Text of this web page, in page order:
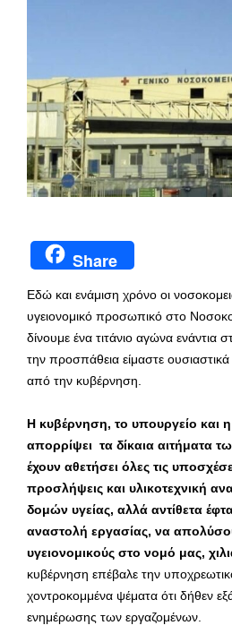
Share
Εδώ και ενάμιση χρόνο οι
υγειονομικό προσωπικό στο
δίνουμε ένα τιτάνιο αγώνα ενάντια
την προσπάθεια είμαστε
από την κυβέρνηση.
Η κυβέρνηση, το υπουργείο και
απορρίψει τα δίκαια αιτήματα
έχουν αθετήσει όλες τις
προσλήψεις και υλικοτεχνική
δομών υγείας, αλλά αντίθετα
αναστολή εργασίας, να
υγειονομικούς στο νομό μας,
κυβέρνηση επέβαλε την
χοντροκομμένα ψέματα ότι δήθεν
ενημέρωσης των εργαζομένων.